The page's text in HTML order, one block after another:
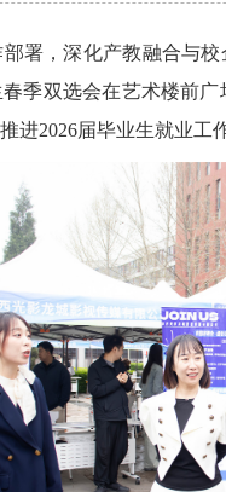
署，深化产教融合与
季双选会在艺术楼前
进2026届毕业生就业工作